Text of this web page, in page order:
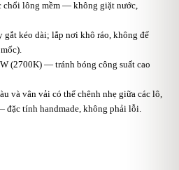
chổi lông mềm — không giặt nước,
gắt kéo dài; lắp nơi khô ráo, không để
(2700K) — tránh bóng công suất cao
và vân vải có thể chênh nhẹ giữa các lô,
đặc tính handmade, không phải lỗi.